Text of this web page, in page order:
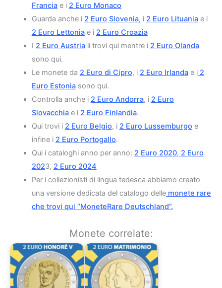
Franciae i 2 Euro Monaco
Guarda anche i 2 Euro Slovenia, i 2 Euro Lituaniae i
2 Euro Lettoniae i 2 Euro Croazia
I 2 Euro Austriali trovi qui mentre i 2 Euro Olanda
sono qui.
Le monete da 2 Euro di Cipro, i 2 Euro Irlandae i2
Euro Estoniasono qui.
Controlla anche i 2 Euro Andorra, i 2 Euro
Slovacchiae i 2 Euro Finlandia.
Qui trovi i 2 Euro Belgio, i 2 Euro Lussemburgo e
infine i 2 Euro Portogallo.
Qui i cataloghi anno per anno: 2 Euro 2020, 2 Euro
2023, 2 Euro 2024
Per i collezionisti di lingua tedesca abbiamo creato
una versione dedicata del catalogo dellemonete rare
che trovi qui “MoneteRare Deutschland”.
Monete correlate: